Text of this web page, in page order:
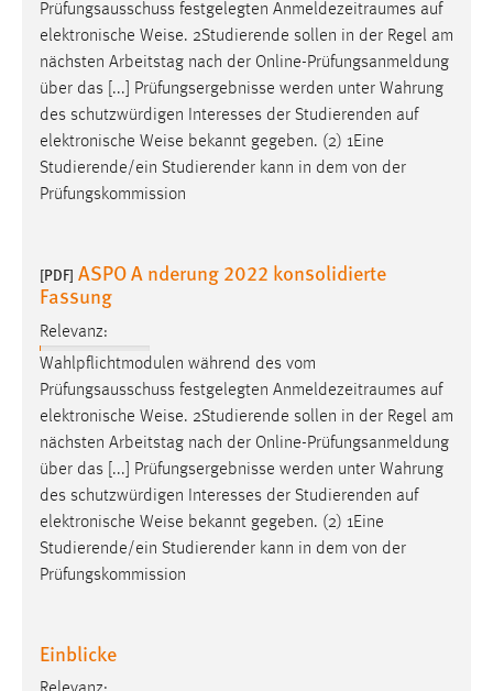
Prüfungsausschuss festgelegten Anmeldezeitraumes auf
elektronische Weise. 2Studierende sollen in der Regel am
nächsten Arbeitstag nach der Online-Prüfungsanmeldung
über das [...] Prüfungsergebnisse werden unter Wahrung
des schutzwürdigen Interesses der Studierenden auf
elektronische Weise bekannt gegeben. (2) 1Eine
Studierende/ein Studierender kann in dem von der
Prüfungskommission
[PDF] ASPO A nderung 2022 konsolidierte
Fassung
Relevanz:
Wahlpflichtmodulen während des vom
Prüfungsausschuss festgelegten Anmeldezeitraumes auf
elektronische Weise. 2Studierende sollen in der Regel am
nächsten Arbeitstag nach der Online-Prüfungsanmeldung
über das [...] Prüfungsergebnisse werden unter Wahrung
des schutzwürdigen Interesses der Studierenden auf
elektronische Weise bekannt gegeben. (2) 1Eine
Studierende/ein Studierender kann in dem von der
Prüfungskommission
Einblicke